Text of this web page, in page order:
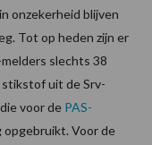
onzekerheid blijven
Tot op heden zijn er
slechts 38
stikstof uit de Srv-
voor de PAS-
opgebruikt. Voor de